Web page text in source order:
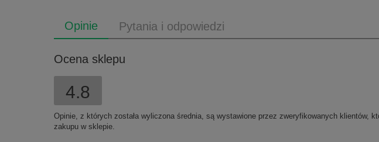
Opinie Pytania i odpowiedzi
Ocena sklepu
4.8
Opinie, z których została wyliczona średnia, są wystawione przez zweryfikowanych klientów,
zakupu w sklepie.